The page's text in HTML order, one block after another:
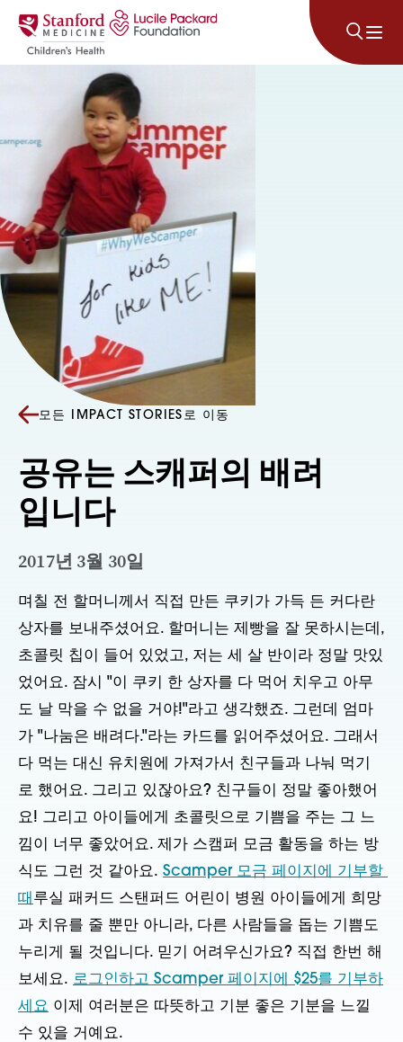
콘텐츠로 건너뛰기
모든 IMPACT STORIES로 이동
공유는 스캐퍼의 배려
입니다
2017년 3월 30일
며칠 전 할머니께서 직접 만든 쿠키가 가득 든 커다란
상자를 보내주셨어요. 할머니는 제빵을 잘 못하시는데,
초콜릿 칩이 들어 있었고, 저는 세 살 반이라 정말 맛있
었어요. 잠시 "이 쿠키 한 상자를 다 먹어 치우고 아무
도 날 막을 수 없을 거야!"라고 생각했죠. 그런데 엄마
가 "나눔은 배려다."라는 카드를 읽어주셨어요. 그래서
다 먹는 대신 유치원에 가져가서 친구들과 나눠 먹기
로 했어요. 그리고 있잖아요? 친구들이 정말 좋아했어
요! 그리고 아이들에게 초콜릿으로 기쁨을 주는 그 느
낌이 너무 좋았어요. 제가 스캠퍼 모금 활동을 하는 방
식도 그런 것 같아요. Scamper 모금 페이지에 기부할
때 루실 패커드 스탠퍼드 어린이 병원 아이들에게 희망
과 치유를 줄 뿐만 아니라, 다른 사람들을 돕는 기쁨도
누리게 될 것입니다. 믿기 어려우신가요? 직접 한번 해
보세요. 로그인하고 Scamper 페이지에 $25를 기부하
세요 이제 여러분은 따뜻하고 기분 좋은 기분을 느낄
수 있을 거예요.